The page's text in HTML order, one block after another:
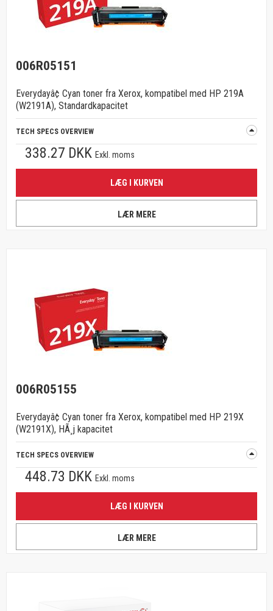
006R05151
Everydayâ¢ Cyan toner fra Xerox, kompatibel med HP 219A
(W2191A), Standardkapacitet
TECH SPECS OVERVIEW
338.27 DKK Exkl. moms
LÆG I KURVEN
LÆR MERE
006R05155
Everydayâ¢ Cyan toner fra Xerox, kompatibel med HP 219X
(W2191X), HÃ¸j kapacitet
TECH SPECS OVERVIEW
448.73 DKK Exkl. moms
LÆG I KURVEN
LÆR MERE